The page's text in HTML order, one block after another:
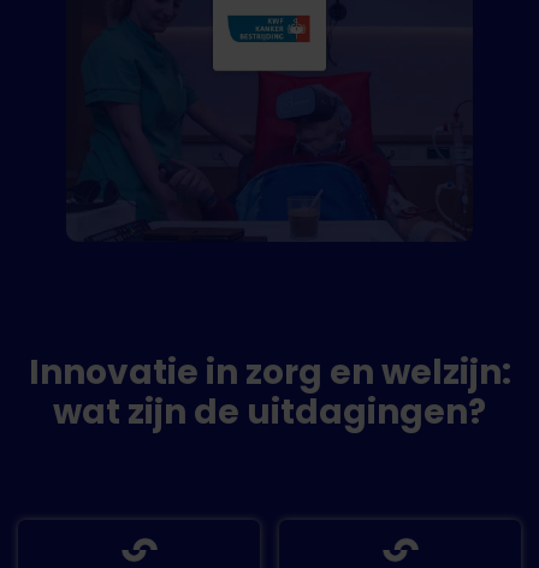
Innovatie in zorg en welzijn:
wat zijn de uitdagingen?